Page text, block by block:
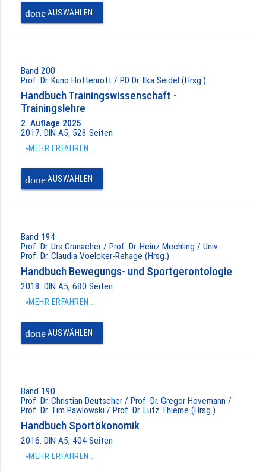
doneAUSWÄHLEN
Band 200
Prof. Dr. Kuno Hottenrott / PD Dr. Ilka Seidel (Hrsg.)
Handbuch Trainingswissenschaft -
Trainingslehre
2. Auflage 2025
2017. DIN A5, 528 Seiten
»MEHR ERFAHREN ...
doneAUSWÄHLEN
Band 194
Prof. Dr. Urs Granacher / Prof. Dr. Heinz Mechling / Univ.-
Prof. Dr. Claudia Voelcker-Rehage (Hrsg.)
Handbuch Bewegungs- und Sportgerontologie
2018. DIN A5, 680 Seiten
»MEHR ERFAHREN ...
doneAUSWÄHLEN
Band 190
Prof. Dr. Christian Deutscher / Prof. Dr. Gregor Hovemann /
Prof. Dr. Tim Pawlowski / Prof. Dr. Lutz Thieme (Hrsg.)
Handbuch Sportökonomik
2016. DIN A5, 404 Seiten
»MEHR ERFAHREN ...